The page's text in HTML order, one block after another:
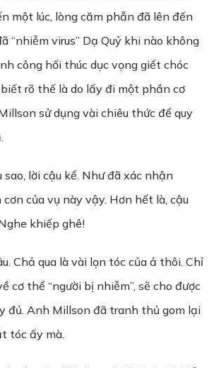
một lúc, lòng căm phẫn đã lên đến
“nhiễm virus” Dạ Quỷ khi nào không
công hối thúc dục vọng giết chóc
rõ thế là do lấy đi một phần cơ
sử dụng vài chiêu thức để quy
lời cậu kể. Như đã xác nhận
của vụ này vậy. Hơn hết là, cậu
khiếp ghê!
Chả qua là vài lọn tóc của ả thôi. Chỉ
cơ thể “người bị nhiễm”, sẽ cho được
đủ. Anh Millson đã tranh thủ gom lại
tóc ấy mà.